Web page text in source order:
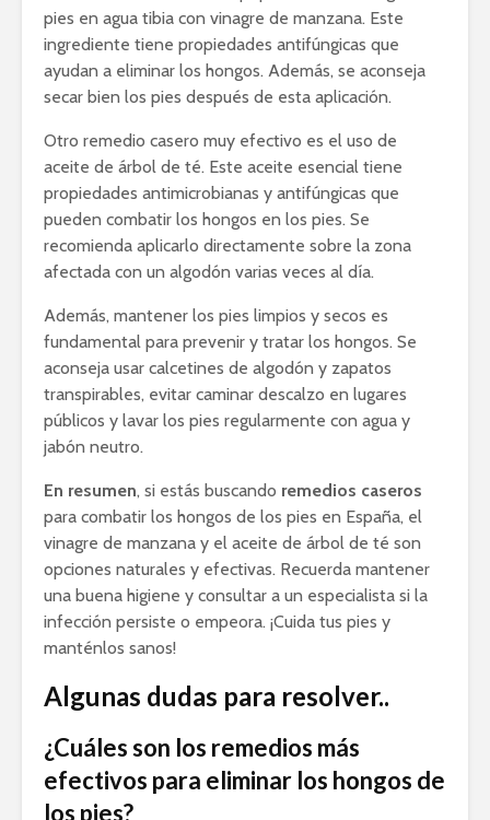
pies en agua tibia con vinagre de manzana. Este
ingrediente tiene propiedades antifúngicas que
ayudan a eliminar los hongos. Además, se aconseja
secar bien los pies después de esta aplicación.
Otro remedio casero muy efectivo es el uso de
aceite de árbol de té. Este aceite esencial tiene
propiedades antimicrobianas y antifúngicas que
pueden combatir los hongos en los pies. Se
recomienda aplicarlo directamente sobre la zona
afectada con un algodón varias veces al día.
Además, mantener los pies limpios y secos es
fundamental para prevenir y tratar los hongos. Se
aconseja usar calcetines de algodón y zapatos
transpirables, evitar caminar descalzo en lugares
públicos y lavar los pies regularmente con agua y
jabón neutro.
En resumen, si estás buscando remedios caseros
para combatir los hongos de los pies en España, el
vinagre de manzana y el aceite de árbol de té son
opciones naturales y efectivas. Recuerda mantener
una buena higiene y consultar a un especialista si la
infección persiste o empeora. ¡Cuida tus pies y
manténlos sanos!
Algunas dudas para resolver..
¿Cuáles son los remedios más
efectivos para eliminar los hongos de
los pies?